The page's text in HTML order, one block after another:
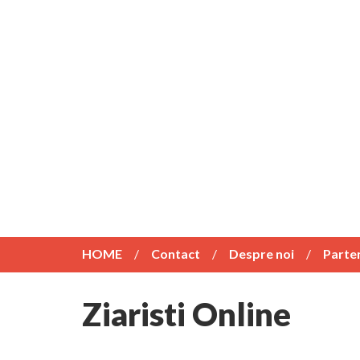
HOME Contact Despre noi
Ziaristi Online